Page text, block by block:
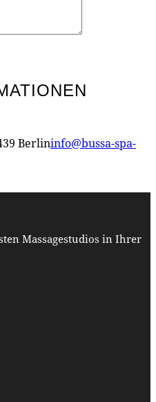
Berlininfo@bussa-spa-
Massagestudios in Ihrer